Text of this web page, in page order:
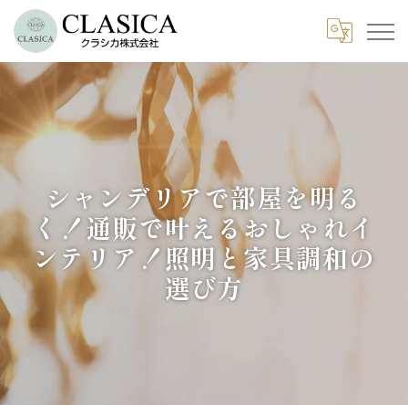
シャンデリアで部屋を明る
く！通販で叶えるおしゃれイ
ンテリア！照明と家具調和の
選び方